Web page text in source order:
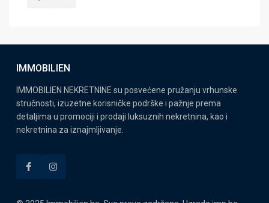
IMMOBILIEN
IMMOBILIEN NEKRETNINE su posvećene pružanju vrhunske
stručnosti, izuzetne korisničke podrške i pažnje prema
detaljima u promociji i prodaji luksuznih nekretnina, kao i
nekretnina za iznajmljivanje.